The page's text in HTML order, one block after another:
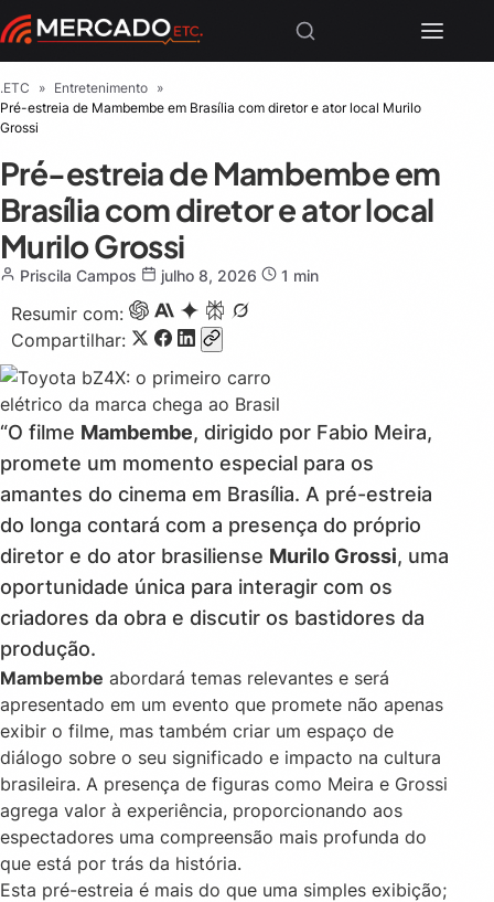
.ETC » Entretenimento »
Pré-estreia de Mambembe em Brasília com diretor e ator local Murilo
Grossi
Pré-estreia de Mambembe em
Brasília com diretor e ator local
Murilo Grossi
Priscila Campos julho 8, 2026 1 min
Resumir com:
Compartilhar:
“O filme Mambembe, dirigido por Fabio Meira,
promete um momento especial para os
amantes do cinema em Brasília. A pré-estreia
do longa contará com a presença do próprio
diretor e do ator brasiliense Murilo Grossi, uma
oportunidade única para interagir com os
criadores da obra e discutir os bastidores da
produção.
Mambembe abordará temas relevantes e será
apresentado em um evento que promete não apenas
exibir o filme, mas também criar um espaço de
diálogo sobre o seu significado e impacto na cultura
brasileira. A presença de figuras como Meira e Grossi
agrega valor à experiência, proporcionando aos
espectadores uma compreensão mais profunda do
que está por trás da história.
Esta pré-estreia é mais do que uma simples exibição;